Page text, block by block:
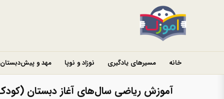
خانه مسیرهای یادگیری نوزاد و نوپا مهد و پیش‌دبستان
آموزش ریاضی سال‌های آغاز دبستان (کودک 6 تا 9